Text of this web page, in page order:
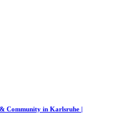
Community in Karlsruhe |